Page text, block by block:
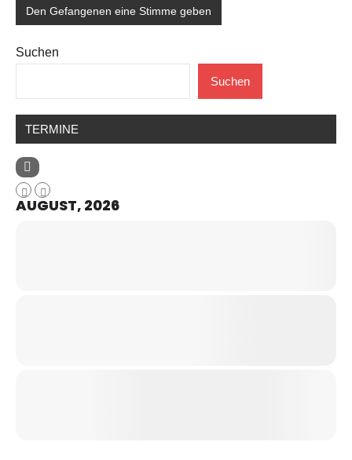
Den Gefangenen eine Stimme geben
Suchen
Suchen
TERMINE
AUGUST, 2026